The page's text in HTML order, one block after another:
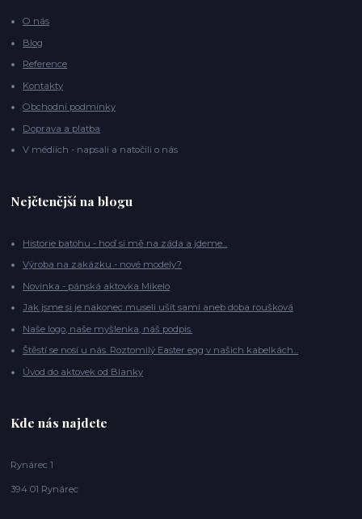
O nás
Blog
Reference
Kontakty
Obchodní podmínky
Doprava a platba
V médiích - napsali a natočili o nás
Nejčtenější na blogu
Historie batohu - hoď si mě na záda a jdeme...
Výroba na zakázku - nové modely?
Novinka - pánská aktovka Mikelo
Jak jsme si je nakonec museli ušít sami aneb doba roušková
Naše logo, naše myšlenka, náš podpis.
Štěstí se nosí u nás. Roztomilý Easter egg v našich kabelkách...
Úvod do aktovek od Blanky
Kde nás najdete
Rynárec 1
394 01 Rynárec